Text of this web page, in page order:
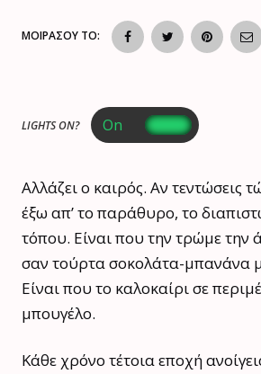
ΜΟΙΡΑΣΟΥ ΤΟ:
LIGHTS ON?
Αλλάζει ο καιρός. Αν τεντώσεις
έξω απ’ το παράθυρο, το
τόπου. Είναι που την τρώμε την
σαν τούρτα σοκολάτα-μπανάνα
Είναι που το καλοκαίρι σε
μπουγέλο.
Κάθε χρόνο τέτοια εποχή